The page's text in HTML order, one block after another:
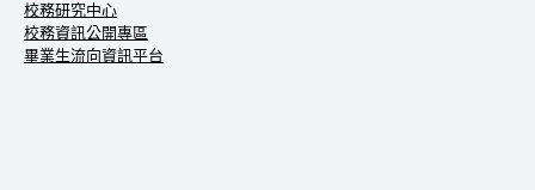
校務研究中心
校務資訊公開專區
畢業生流向資訊平台